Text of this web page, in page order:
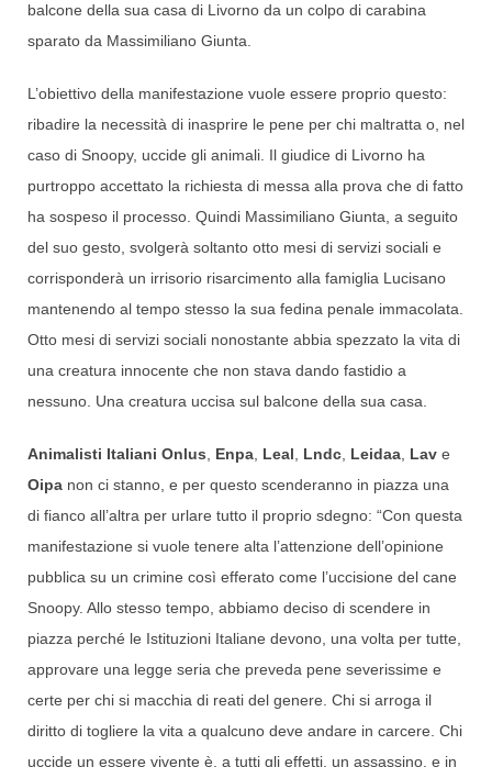
balcone della sua casa di Livorno da un colpo di carabina
sparato da Massimiliano Giunta.
L’obiettivo della manifestazione vuole essere proprio questo:
ribadire la necessità di inasprire le pene per chi maltratta o, nel
caso di Snoopy, uccide gli animali. Il giudice di Livorno ha
purtroppo accettato la richiesta di messa alla prova che di fatto
ha sospeso il processo. Quindi Massimiliano Giunta, a seguito
del suo gesto, svolgerà soltanto otto mesi di servizi sociali e
corrisponderà un irrisorio risarcimento alla famiglia Lucisano
mantenendo al tempo stesso la sua fedina penale immacolata.
Otto mesi di servizi sociali nonostante abbia spezzato la vita di
una creatura innocente che non stava dando fastidio a
nessuno. Una creatura uccisa sul balcone della sua casa.
Animalisti Italiani Onlus Enpa Leal Lndc Leidaa Lav e
Oipa non ci stanno, e per questo scenderanno in piazza una
di fianco all’altra per urlare tutto il proprio sdegno: “Con questa
manifestazione si vuole tenere alta l’attenzione dell’opinione
pubblica su un crimine così efferato come l’uccisione del cane
Snoopy. Allo stesso tempo, abbiamo deciso di scendere in
piazza perché le Istituzioni Italiane devono, una volta per tutte,
approvare una legge seria che preveda pene severissime e
certe per chi si macchia di reati del genere. Chi si arroga il
diritto di togliere la vita a qualcuno deve andare in carcere. Chi
uccide un essere vivente è, a tutti gli effetti, un assassino, e in